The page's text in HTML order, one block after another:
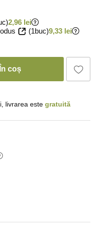
2,96 lei
(1buc)9,33 lei
În coș
livrarea este gratuită